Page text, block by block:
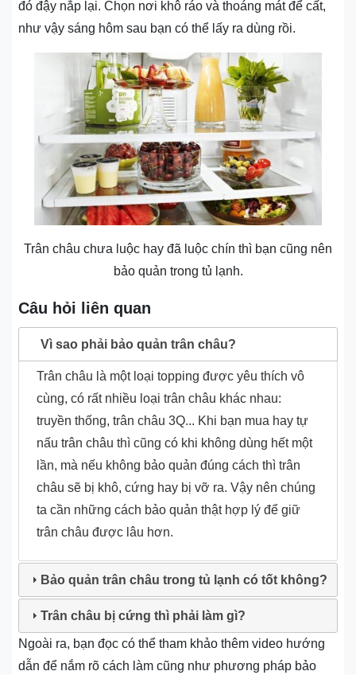
đó đậy nắp lại. Chọn nơi khô ráo và thoáng mát để cất,
như vậy sáng hôm sau bạn có thể lấy ra dùng rồi.
Trân châu chưa luộc hay đã luộc chín thì bạn cũng nên
bảo quản trong tủ lạnh.
Câu hỏi liên quan
Vì sao phải bảo quản trân châu?
Trân châu là một loại topping được yêu thích vô
cùng, có rất nhiều loại trân châu khác nhau:
truyền thống, trân châu 3Q... Khi bạn mua hay tự
nấu trân châu thì cũng có khi không dùng hết một
lần, mà nếu không bảo quản đúng cách thì trân
châu sẽ bị khô, cứng hay bị vỡ ra. Vậy nên chúng
ta cần những cách bảo quản thật hợp lý để giữ
trân châu được lâu hơn.
Bảo quản trân châu trong tủ lạnh có tốt không?
Trân châu bị cứng thì phải làm gì?
Ngoài ra, bạn đọc có thể tham khảo thêm video hướng
dẫn để nắm rõ cách làm cũng như phương pháp bảo